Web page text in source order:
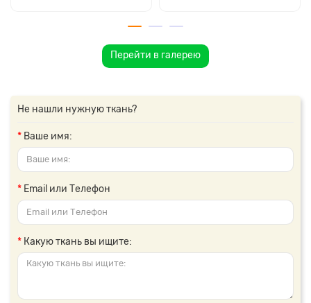
Перейти в галерею
Не нашли нужную ткань?
Ваше имя:
Email или Телефон
Какую ткань вы ищите: